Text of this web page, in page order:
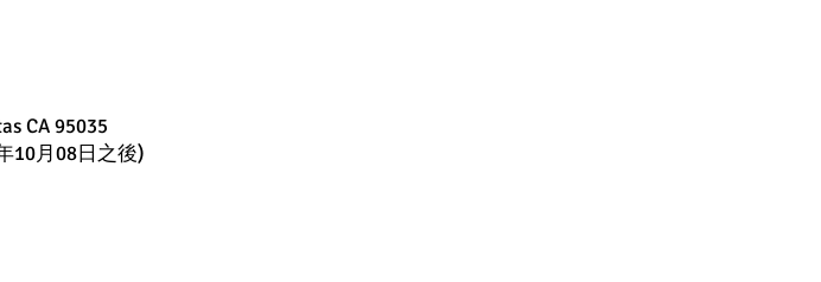
CA 95035
10月08日之後)